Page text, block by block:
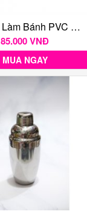
Bao Tay Làm Bánh PVC 100c
85.000 VNĐ
MUA NGAY